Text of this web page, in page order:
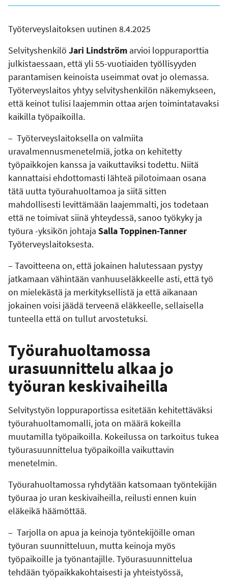
Työterveyslaitoksen uutinen 8.4.2025
Selvityshenkilö Jari Lindström arvioi loppuraporttia
julkistaessaan, että yli 55-vuotiaiden työllisyyden
parantamisen keinoista useimmat ovat jo olemassa.
Työterveyslaitos yhtyy selvityshenkilön näkemykseen,
että keinot tulisi laajemmin ottaa arjen toimintatavaksi
kaikilla työpaikoilla.
– Työterveyslaitoksella on valmiita
uravalmennusmenetelmiä, jotka on kehitetty
työpaikkojen kanssa ja vaikuttaviksi todettu. Niitä
kannattaisi ehdottomasti lähteä pilotoimaan osana
tätä uutta työurahuoltamoa ja siitä sitten
mahdollisesti levittämään laajemmalti, jos todetaan
että ne toimivat siinä yhteydessä, sanoo työkyky ja
työura -yksikön johtaja Salla Toppinen-Tanner
Työterveyslaitoksesta.
– Tavoitteena on, että jokainen halutessaan pystyy
jatkamaan vähintään vanhuuseläkkeelle asti, että työ
on mielekästä ja merkityksellistä ja että aikanaan
jokainen voisi jäädä terveenä eläkkeelle, sellaisella
tunteella että on tullut arvostetuksi.
Työurahuoltamossa
urasuunnittelu alkaa jo
työuran keskivaiheilla
Selvitystyön loppuraportissa esitetään kehitettäväksi
työurahuoltamomalli, jota on määrä kokeilla
muutamilla työpaikoilla. Kokeilussa on tarkoitus tukea
työurasuunnittelua työpaikoilla vaikuttavin
menetelmin.
Työurahuoltamossa ryhdytään katsomaan työntekijän
työuraa jo uran keskivaiheilla, reilusti ennen kuin
eläkeikä häämöttää.
– Tarjolla on apua ja keinoja työntekijöille oman
työuran suunnitteluun, mutta keinoja myös
työpaikoille ja työnantajille. Työurasuunnittelua
tehdään työpaikkakohtaisesti ja yhteistyössä,